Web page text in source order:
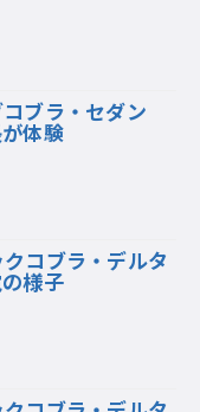
ブラ・セダン
体験
コブラ・デルタ
様子